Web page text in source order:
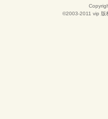
©2003-2011 vip 版